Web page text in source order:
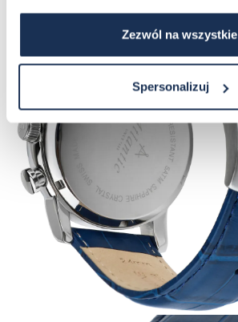
Zezwól na wszystkie
Spersonalizuj